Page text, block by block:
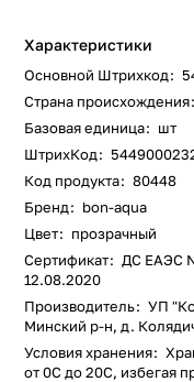
Характеристики
Основной Штрихкод:
Страна происхождения:
Базовая единица: шт
ШтрихКод:
Код продукта: 80448
Бренд: bon-aqua
Цвет: прозрачный
Сертификат: ДС ЕАЭС
12.08.2020
Производитель: УП
Минский р-н, д.
Условия хранения:
от 0С до 20С, избегая